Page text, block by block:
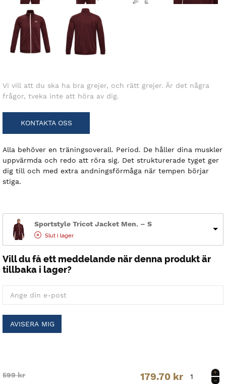
Vi vill att du ska ha bra grejer, och rätt grejer. Är det några
frågor, tveka inte att höra av dig.
KONTAKTA OSS
Alla behöver en träningsoverall. Period. De håller dina muskler
uppvärmda och redo att röra sig. Det strukturerade tyget ger
dig till och med extra andningsförmåga när tempen börjar
stiga.
Sportstyle Tricot Jacket Men. – S
Slut i lager
Vill du få ett meddelande när denna produkt är
tillbaka i lager?
AVISERA MIG
599kr
Original
179.70 kr
Current
Tricot